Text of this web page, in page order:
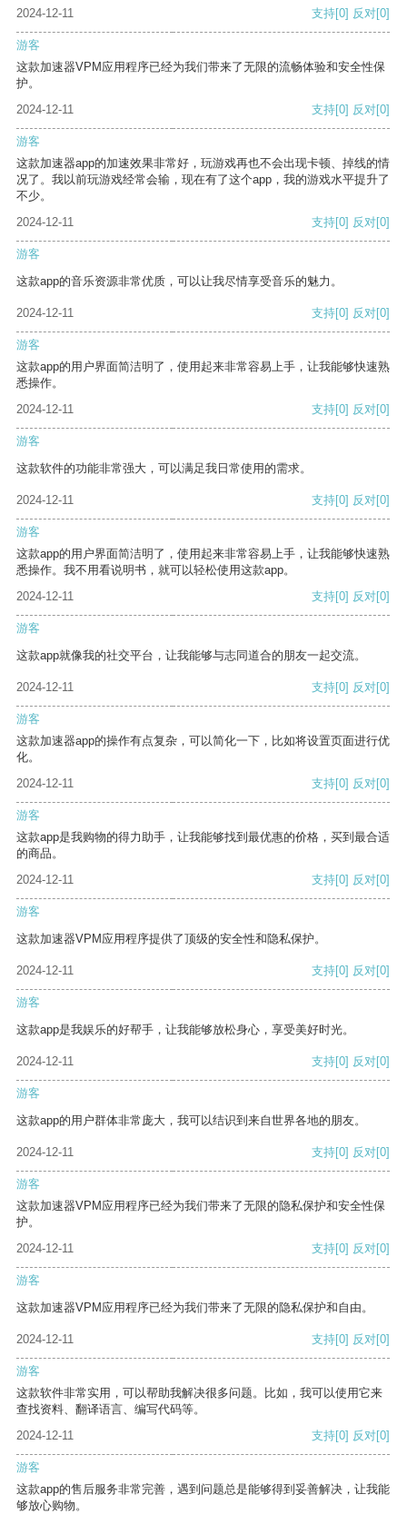
2024-12-11 支持[0] 反对[0]
游客
这款加速器VPM应用程序已经为我们带来了无限的流畅体验和安全性保
护。
2024-12-11
支持[0] 反对[0]
游客
这款加速器app的加速效果非常好，玩游戏再也不会出现卡顿、掉线的情
况了。我以前玩游戏经常会输，现在有了这个app，我的游戏水平提升了
不少。
2024-12-11
支持[0] 反对[0]
游客
这款app的音乐资源非常优质，可以让我尽情享受音乐的魅力。
2024-12-11 支持[0] 反对[0]
游客
这款app的用户界面简洁明了，使用起来非常容易上手，让我能够快速熟
悉操作。
2024-12-11
支持[0] 反对[0]
游客
这款软件的功能非常强大，可以满足我日常使用的需求。
2024-12-11 支持[0] 反对[0]
游客
这款app的用户界面简洁明了，使用起来非常容易上手，让我能够快速熟
悉操作。我不用看说明书，就可以轻松使用这款app。
2024-12-11
支持[0] 反对[0]
游客
这款app就像我的社交平台，让我能够与志同道合的朋友一起交流。
2024-12-11 支持[0] 反对[0]
游客
这款加速器app的操作有点复杂，可以简化一下，比如将设置页面进行优
化。
2024-12-11
支持[0] 反对[0]
游客
这款app是我购物的得力助手，让我能够找到最优惠的价格，买到最合适
的商品。
2024-12-11
支持[0] 反对[0]
游客
这款加速器VPM应用程序提供了顶级的安全性和隐私保护。
2024-12-11 支持[0] 反对[0]
游客
这款app是我娱乐的好帮手，让我能够放松身心，享受美好时光。
2024-12-11 支持[0] 反对[0]
游客
这款app的用户群体非常庞大，我可以结识到来自世界各地的朋友。
2024-12-11 支持[0] 反对[0]
游客
这款加速器VPM应用程序已经为我们带来了无限的隐私保护和安全性保
护。
2024-12-11
支持[0] 反对[0]
游客
这款加速器VPM应用程序已经为我们带来了无限的隐私保护和自由。
2024-12-11 支持[0] 反对[0]
游客
这款软件非常实用，可以帮助我解决很多问题。比如，我可以使用它来
查找资料、翻译语言、编写代码等。
2024-12-11
支持[0] 反对[0]
游客
这款app的售后服务非常完善，遇到问题总是能够得到妥善解决，让我能
够放心购物。